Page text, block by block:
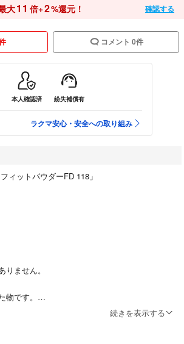
大11 倍+2%還元！ 確認する
コメント 0件
本人確認済 紛失補償有
ラクマ安心・安全への取り組み
ィットパウダーFD 118」
りません。
です。
ていますので、使用感の保証はできません。
続きを表示する